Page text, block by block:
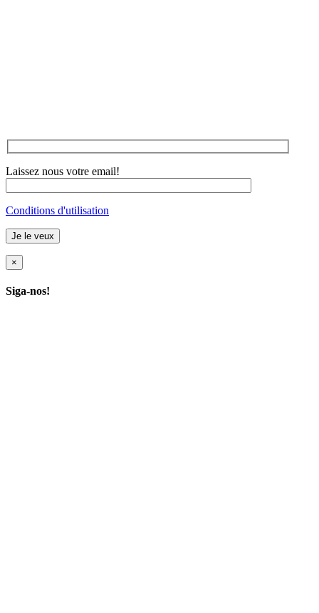
Laissez nous votre email!
Conditions d'utilisation
×
Siga-nos!